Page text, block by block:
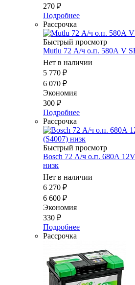
270 ₽
Подробнее
Рассрочка
Быстрый просмотр
Mutlu 72 А/ч о.п. 580А V
Нет в наличии
5 770 ₽
6 070 ₽
Экономия
300 ₽
Подробнее
Рассрочка
Быстрый просмотр
Bosch 72 А/ч о.п. 680А
низк
Нет в наличии
6 270 ₽
6 600 ₽
Экономия
330 ₽
Подробнее
Рассрочка